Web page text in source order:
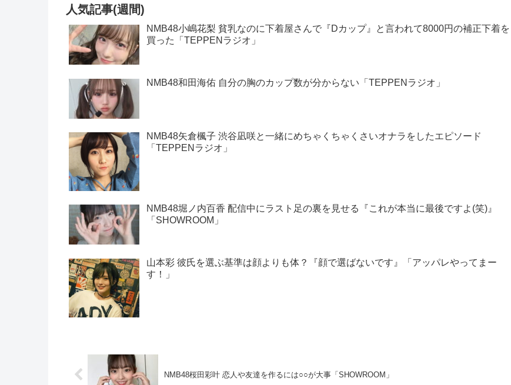
人気記事(週間)
NMB48小嶋花梨 貧乳なのに下着屋さんで『Dカップ』と言われて8000円の補正下着を
買った「TEPPENラジオ」
NMB48和田海佑 自分の胸のカップ数が分からない「TEPPENラジオ」
NMB48矢倉楓子 渋谷凪咲と一緒にめちゃくちゃくさいオナラをしたエピソード
「TEPPENラジオ」
NMB48堀ノ内百香 配信中にラスト足の裏を見せる『これが本当に最後ですよ(笑)』
「SHOWROOM」
山本彩 彼氏を選ぶ基準は顔よりも体？『顔で選ばないです』「アッパレやってまー
す！」
NMB48桜田彩叶 恋人や友達を作るには○○が大事「SHOWROOM」